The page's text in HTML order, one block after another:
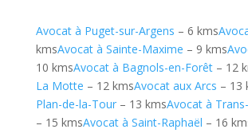
Avocat à Puget-sur-Argens – 6 kms
kmsAvocat à Sainte-Maxime – 9 kms
10 kmsAvocat à Bagnols-en-Forêt– 12
La Motte – 12 kmsAvocat aux Arcs – 13
Plan-de-la-Tour– 13 kmsAvocat à
– 15 kmsAvocat à Saint-Raphaël – 16